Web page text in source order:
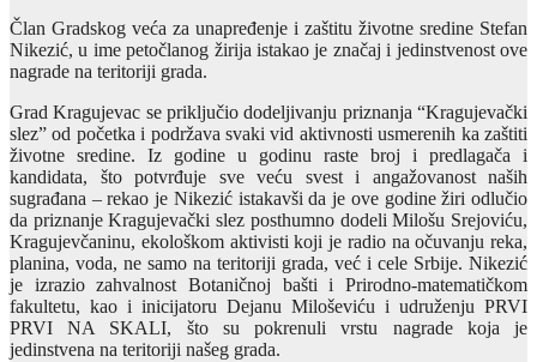
Član Gradskog veća za unapređenje i zaštitu životne sredine Stefan
Nikezić, u ime petočlanog žirija istakao je značaj i jedinstvenost ove
nagrade na teritoriji grada.
Grad Kragujevac se priključio dodeljivanju priznanja “Kragujevački
slez” od početka i podržava svaki vid aktivnosti usmerenih ka zaštiti
životne sredine. Iz godine u godinu raste broj i predlagača i
kandidata, što potvrđuje sve veću svest i angažovanost naših
sugrađana – rekao je Nikezić istakavši da je ove godine žiri odlučio
da priznanje Kragujevački slez posthumno dodeli Milošu Srejoviću,
Kragujevčaninu, ekološkom aktivisti koji je radio na očuvanju reka,
planina, voda, ne samo na teritoriji grada, već i cele Srbije. Nikezić
je izrazio zahvalnost Botaničnoj bašti i Prirodno-matematičkom
fakultetu, kao i inicijatoru Dejanu Miloševiću i udruženju PRVI
PRVI NA SKALI, što su pokrenuli vrstu nagrade koja je
jedinstvena na teritoriji našeg grada.